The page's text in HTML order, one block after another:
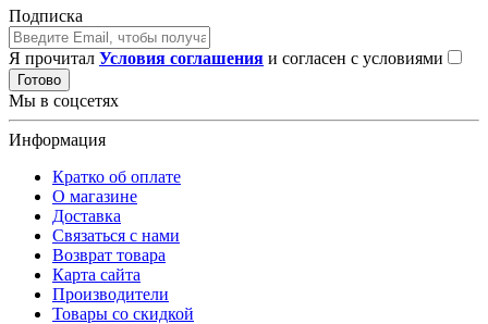
Подписка
Я прочитал Условия соглашения и согласен с условиями
Готово
Мы в соцсетях
Информация
Кратко об оплате
О магазине
Доставка
Связаться с нами
Возврат товара
Карта сайта
Производители
Товары со скидкой